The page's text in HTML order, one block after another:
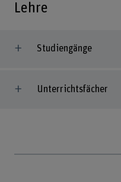
Lehre
Studiengänge
Unterrichtsfächer